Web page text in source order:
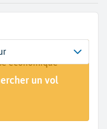
voyage
économique
un vol